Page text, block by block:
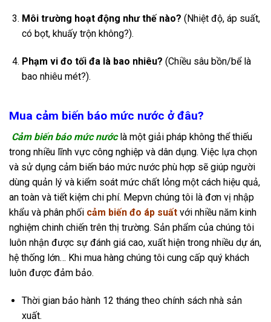
Môi trường hoạt động như thế nào? (Nhiệt độ, áp suất,
có bọt, khuấy trộn không?).
Phạm vi đo tối đa là bao nhiêu? (Chiều sâu bồn/bể là
bao nhiêu mét?).
Mua cảm biến báo mức nước ở đâu?
Cảm biến báo mức nướclà một giải pháp không thể thiếu
trong nhiều lĩnh vực công nghiệp và dân dụng. Việc lựa chọn
và sử dụng cảm biến báo mức nước phù hợp sẽ giúp người
dùng quản lý và kiểm soát mức chất lỏng một cách hiệu quả,
an toàn và tiết kiệm chi phí. Mepvn chúng tôi là đơn vị nhập
khẩu và phân phối cảm biến đo áp suất với nhiều năm kinh
nghiệm chinh chiến trên thị trường. Sản phẩm của chúng tôi
luôn nhận được sự đánh giá cao, xuất hiện trong nhiều dự án,
hệ thống lớn… Khi mua hàng chúng tôi cung cấp quý khách
luôn được đảm bảo.
Thời gian bảo hành 12 tháng theo chính sách nhà sản
xuất.